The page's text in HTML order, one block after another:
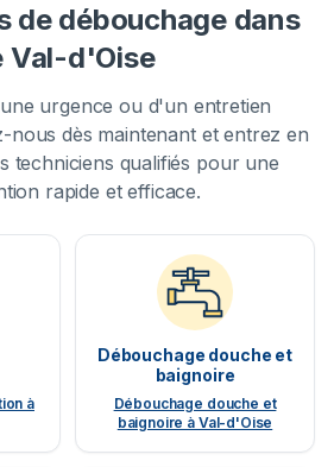
de débouchage dans
Val-d'Oise
urgence ou d'un entretien
nous dès maintenant et entrez en
techniciens qualifiés pour une
rapide et efficace.
à
Débouchage douche et
baignoire
Débouchage douche et
baignoire à Val-d'Oise